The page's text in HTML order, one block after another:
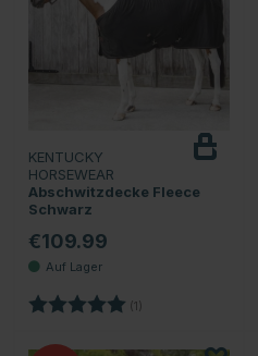
KENTUCKY
HORSEWEAR
Abschwitzdecke Fleece
Schwarz
€109.99
Bewertung: (1)